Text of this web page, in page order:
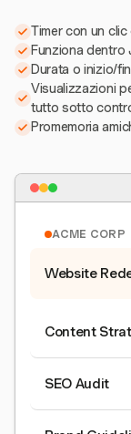
Timer con un
Funziona dentro
Durata o inizio/
Visualizzazioni
tutto sotto
Promemoria
ACME CORP
Website
Content
SEO Audit